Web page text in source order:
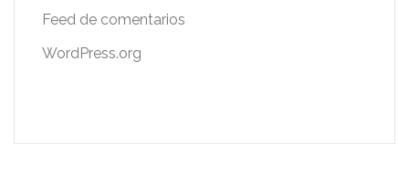
Feed de comentarios
WordPress.org